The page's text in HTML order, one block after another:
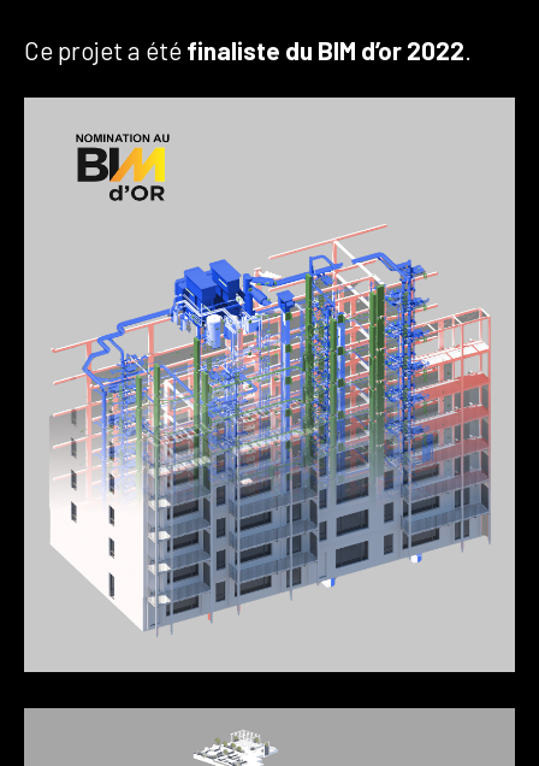
Ce projet a été finaliste du BIM d’or 2022.